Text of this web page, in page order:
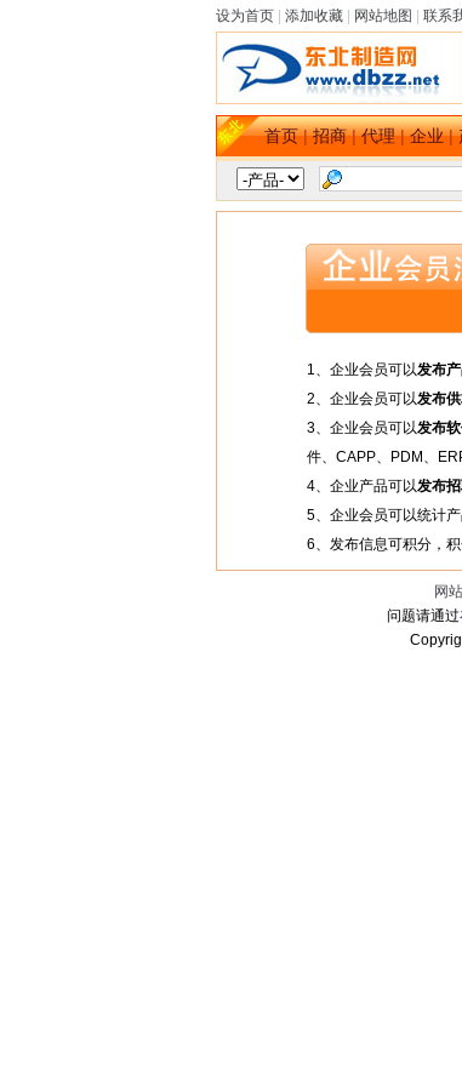
设为首页 添加收藏 网站地图 联系
首页|招商|代理|企业|
1、企业会员可以发布
2、企业会员可以发布
3、企业会员可以发布
件、CAPP、PDM、
4、企业产品可以发布
5、企业会员可以统计
6、发布信息可积分，
网
问题请通过